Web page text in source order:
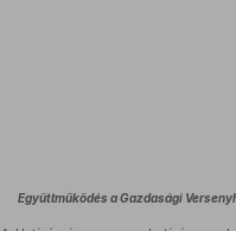
Együttműködés a Gazdasági